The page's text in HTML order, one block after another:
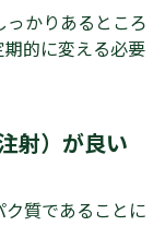
かりあるところ
的に変える必要
射） が良い
質であることに